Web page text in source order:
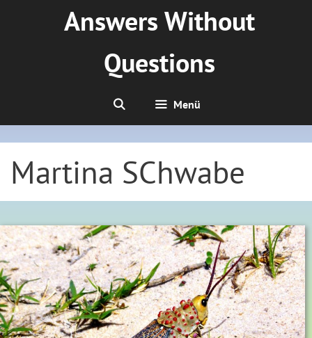
Answers Without
Questions
Menü
Martina SChwabe